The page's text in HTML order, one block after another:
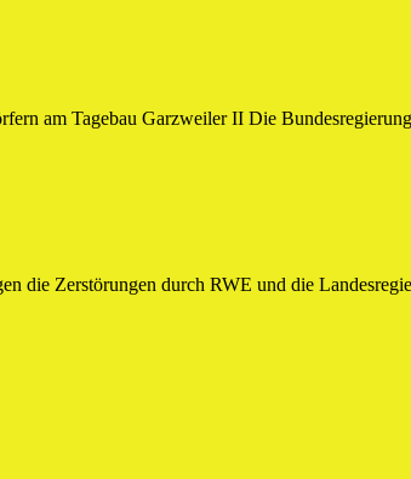
am Tagebau Garzweiler II Die
die Zerstörungen durch RWE und die